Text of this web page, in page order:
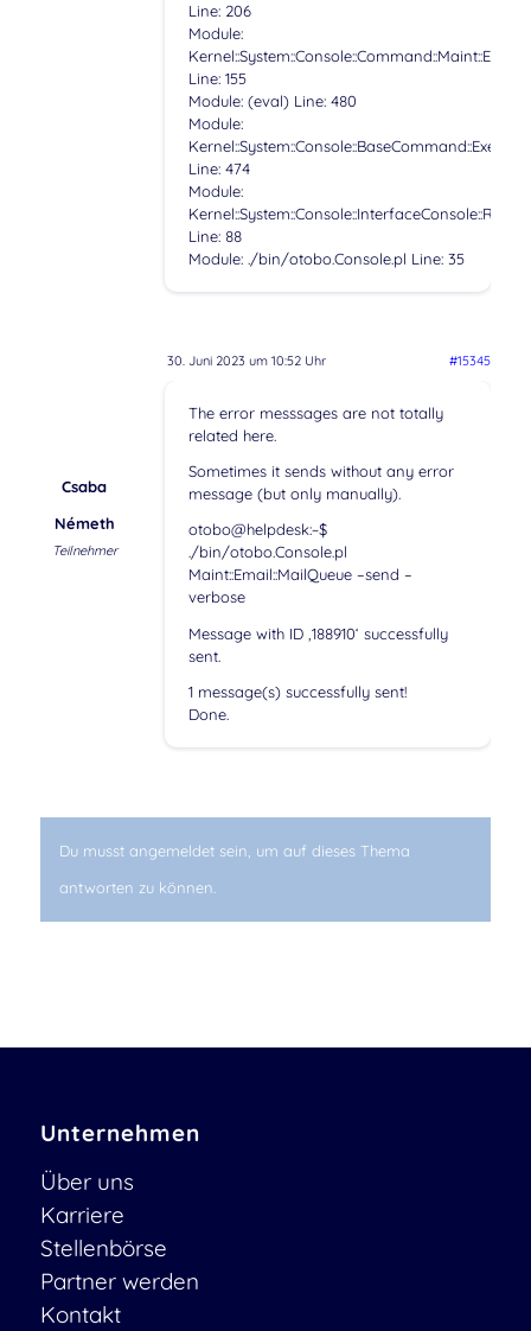
Line: 206
Module:
Line: 155
Module: (eval) Line: 480
Module:
Kernel::System::Console::BaseCommand::Execute
Line: 474
Module:
Kernel::System::Console::InterfaceConsole::Run
Line: 88
Module: ./bin/otobo.Console.pl Line: 35
30. Juni 2023 um 10:52 Uhr #15345
Csaba
Németh
Teilnehmer
The error messsages are not totally
related here.
Sometimes it sends without any error
message (but only manually).
otobo@helpdesk:~$
./bin/otobo.Console.pl
Maint::Email::MailQueue –send –
verbose
Message with ID ‚188910‘ successfully
sent.
1 message(s) successfully sent!
Done.
Du musst angemeldet sein, um auf dieses Thema
antworten zu können.
Unternehmen
Über uns
Karriere
Stellenbörse
Partner werden
Kontakt